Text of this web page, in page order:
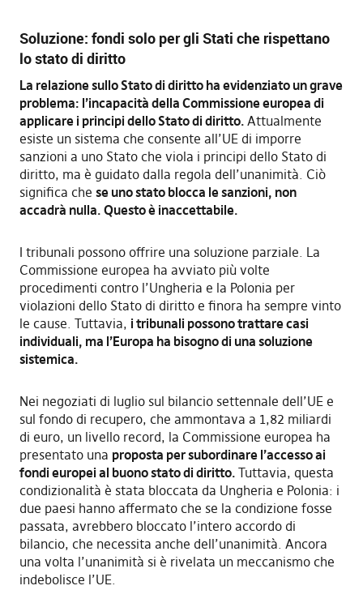
Soluzione: fondi solo per gli Stati che rispettano
lo stato di diritto
La relazione sullo Stato di diritto ha evidenziato un grave
problema: l’incapacità della Commissione europea di
applicare i principi dello Stato di diritto. Attualmente
esiste un sistema che consente all’UE di imporre
sanzioni a uno Stato che viola i principi dello Stato di
diritto, ma è guidato dalla regola dell’unanimità. Ciò
significa che se uno stato blocca le sanzioni, non
accadrà nulla. Questo è inaccettabile.
I tribunali possono offrire una soluzione parziale. La
Commissione europea ha avviato più volte
procedimenti contro l’Ungheria e la Polonia per
violazioni dello Stato di diritto e finora ha sempre vinto
le cause. Tuttavia, i tribunali possono trattare casi
individuali, ma l’Europa ha bisogno di una soluzione
sistemica.
Nei negoziati di luglio sul bilancio settennale dell’UE e
sul fondo di recupero, che ammontava a 1,82 miliardi
di euro, un livello record, la Commissione europea ha
presentato una proposta per subordinare l’accesso ai
fondi europei al buono stato di diritto. Tuttavia, questa
condizionalità è stata bloccata da Ungheria e Polonia: i
due paesi hanno affermato che se la condizione fosse
passata, avrebbero bloccato l’intero accordo di
bilancio, che necessita anche dell’unanimità. Ancora
una volta l’unanimità si è rivelata un meccanismo che
indebolisce l’UE.